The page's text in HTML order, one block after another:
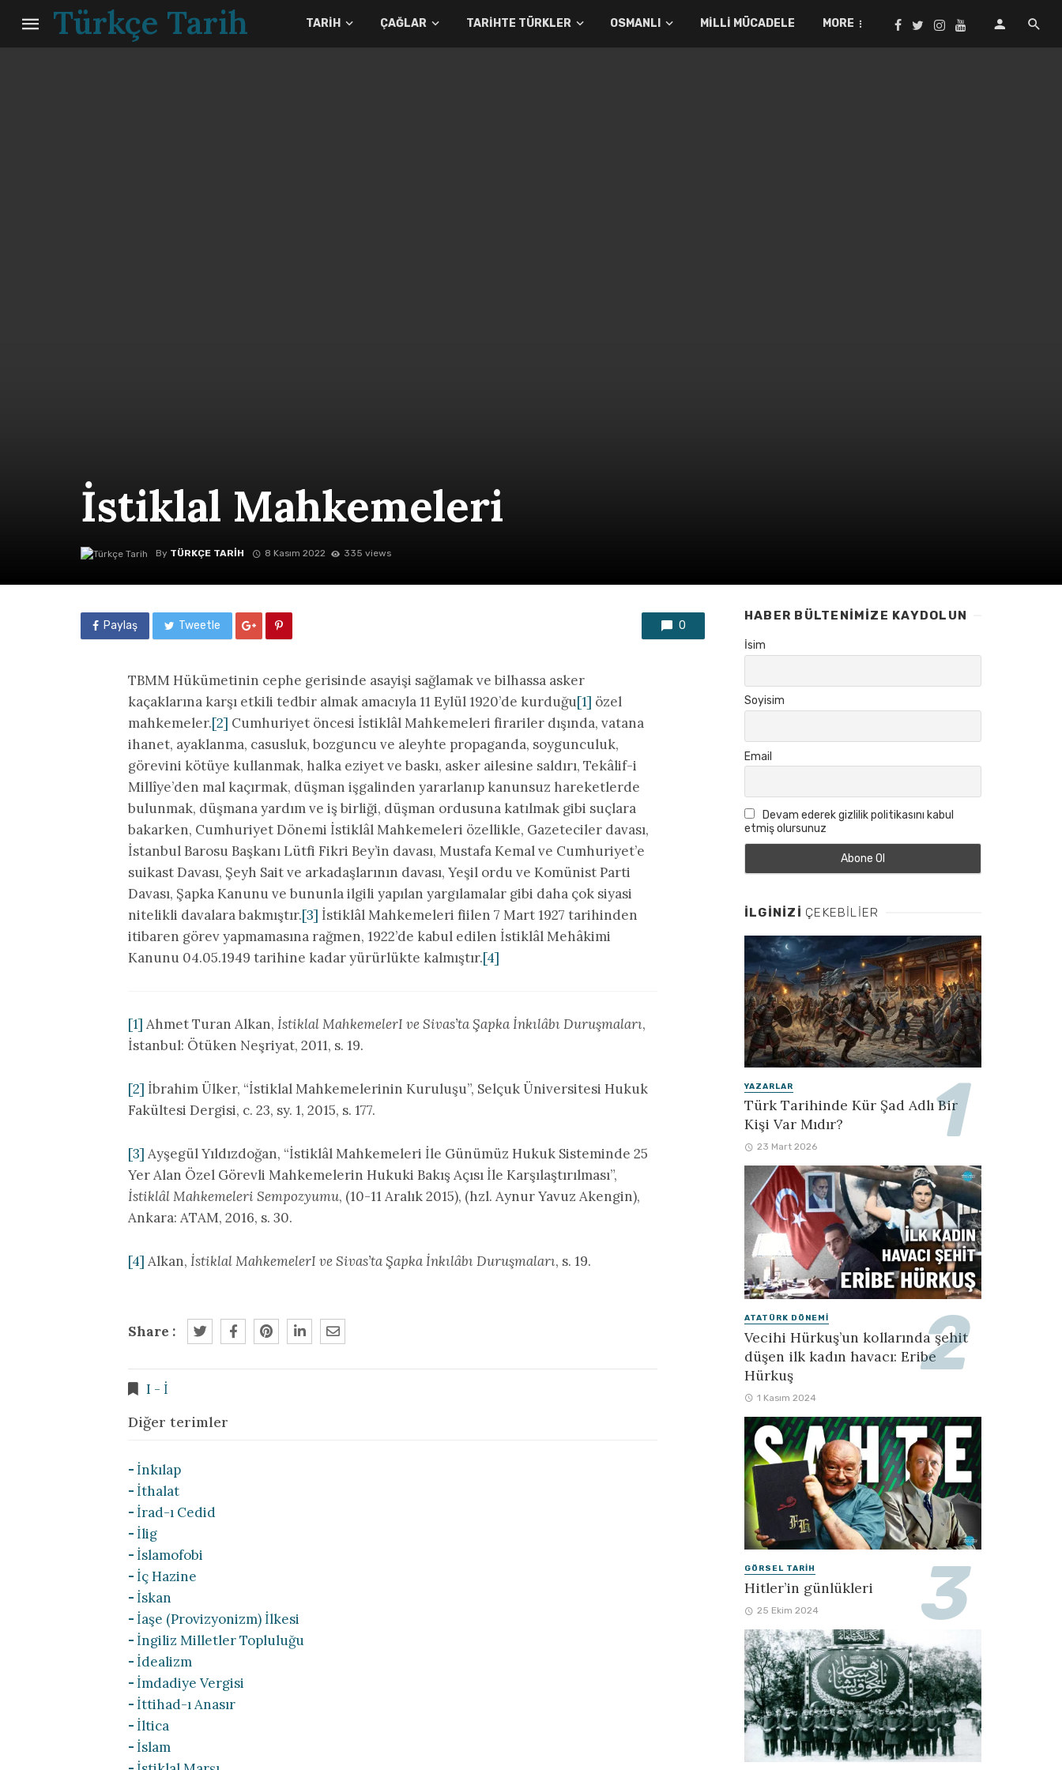
Türkçe Tarih TARIH ÇAĞLAR TARIHTE TÜRKLER OSMANLI MILLI MÜCADELE MORE
İstiklal Mahkemeleri
By TÜRKÇE TARIH 8 Kasım 2022 335 views
Paylaş Tweetle 0
TBMM Hükümetinin cephe gerisinde asayişi sağlamak ve bilhassa asker
kaçaklarına karşı etkili tedbir almak amacıyla 11 Eylül 1920’de kurduğu[1] özel
mahkemeler.[2] Cumhuriyet öncesi İstiklâl Mahkemeleri firariler dışında, vatana
ihanet, ayaklanma, casusluk, bozguncu ve aleyhte propaganda, soygunculuk,
görevini kötüye kullanmak, halka eziyet ve baskı, asker ailesine saldırı, Tekâlif-i
Millîye’den mal kaçırmak, düşman işgalinden yararlanıp kanunsuz hareketlerde
bulunmak, düşmana yardım ve iş birliği, düşman ordusuna katılmak gibi suçlara
bakarken, Cumhuriyet Dönemi İstiklâl Mahkemeleri özellikle, Gazeteciler davası,
İstanbul Barosu Başkanı Lütfi Fikri Bey’in davası, Mustafa Kemal ve Cumhuriyet’e
suikast Davası, Şeyh Sait ve arkadaşlarının davası, Yeşil ordu ve Komünist Parti
Davası, Şapka Kanunu ve bununla ilgili yapılan yargılamalar gibi daha çok siyasi
nitelikli davalara bakmıştır.[3] İstiklâl Mahkemeleri fiilen 7 Mart 1927 tarihinden
itibaren görev yapmamasına rağmen, 1922’de kabul edilen İstiklâl Mehâkimi
Kanunu 04.05.1949 tarihine kadar yürürlükte kalmıştır.[4]
[1] Ahmet Turan Alkan, İstiklal MahkemelerI ve Sivas’ta Şapka İnkılâbı Duruşmaları,
İstanbul: Ötüken Neşriyat, 2011, s. 19.
[2] İbrahim Ülker, “İstiklal Mahkemelerinin Kuruluşu”, Selçuk Üniversitesi Hukuk
Fakültesi Dergisi, c. 23, sy. 1, 2015, s. 177.
[3] Ayşegül Yıldızdoğan, “İstiklâl Mahkemeleri İle Günümüz Hukuk Sisteminde 25
Yer Alan Özel Görevli Mahkemelerin Hukuki Bakış Açısı İle Karşılaştırılması”,
İstiklâl Mahkemeleri Sempozyumu, (10-11 Aralık 2015), (hzl. Aynur Yavuz Akengin),
Ankara: ATAM, 2016, s. 30.
[4] Alkan, İstiklal MahkemelerI ve Sivas’ta Şapka İnkılâbı Duruşmaları, s. 19.
Share :
I - İ
Diğer terimler
İnkılap
İthalat
İrad-ı Cedid
İlig
İslamofobi
İç Hazine
İskan
İaşe (Provizyonizm) İlkesi
İngiliz Milletler Topluluğu
İdealizm
İmdadiye Vergisi
İttihad-ı Anasır
İltica
İslam
HABER BÜLTENIMIZE KAYDOLUN
İsim
Soyisim
Email
Devam ederek gizlilik politikasını kabul
etmiş olursunuz
İLGINIZI ÇEKEBILIER
YAZARLAR
Türk Tarihinde Kür Şad Adlı Bir
Kişi Var Mıdır?
23 Mart 2026
ATATÜRK DÖNEMI
Vecihi Hürkuş’un kollarında şehit
düşen ilk kadın havacı: Eribe
Hürkuş
1 Kasım 2024
GÖRSEL TARIH
Hitler’in günlükleri
25 Ekim 2024